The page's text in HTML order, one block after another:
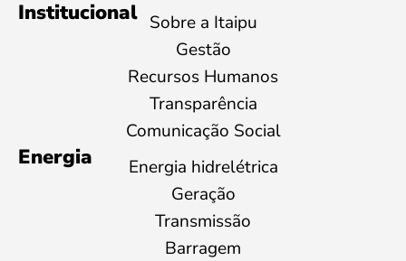
Institucional Sobre a Itaipu
Gestão
Recursos Humanos
Transparência
Comunicação Social
Energia
Energia hidrelétrica
Geração
Transmissão
Barragem